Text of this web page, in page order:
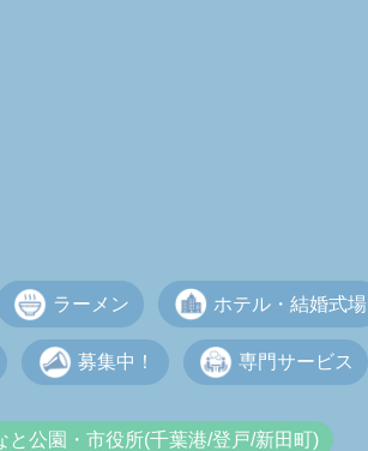
ラーメン ホテル・結婚式場
募集中！ 専門サービス
と公園・市役所(千葉港/登戸/新田町)